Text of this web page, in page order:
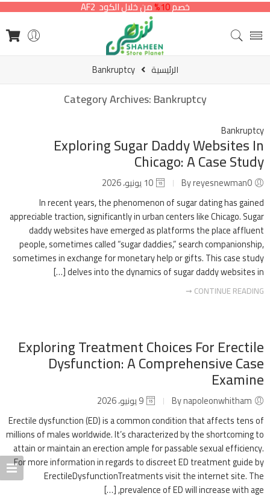
خصم10% من خلال الكود AF2
الرئيسية Bankruptcy
Category Archives:Bankruptcy
Bankruptcy
Exploring Sugar Daddy Websites In
Chicago: A Case Study
In recent years, the phenomenon of sugar dating has gained
appreciable traction, significantly in urban centers like Chicago. Sugar
daddy websites have emerged as platforms the place affluent
people, sometimes called “sugar daddies,” search companionship,
sometimes in exchange for monetary help or gifts. This case study
delves into the dynamics of sugar daddy websites in […]
CONTINUE READING ➞
Exploring Treatment Choices For Erectile
Dysfunction: A Comprehensive Case
Examine
Erectile dysfunction (ED) is a common condition that affects tens of
millions of males worldwide. It’s characterized by the shortcoming to
attain or maintain an erection ample for passable sexual efficiency.
For more information in regards to discreet ED treatment guide by
ErectileDysfunctionTreatments visit the internet site. The
prevalence of ED will increase with age, […]